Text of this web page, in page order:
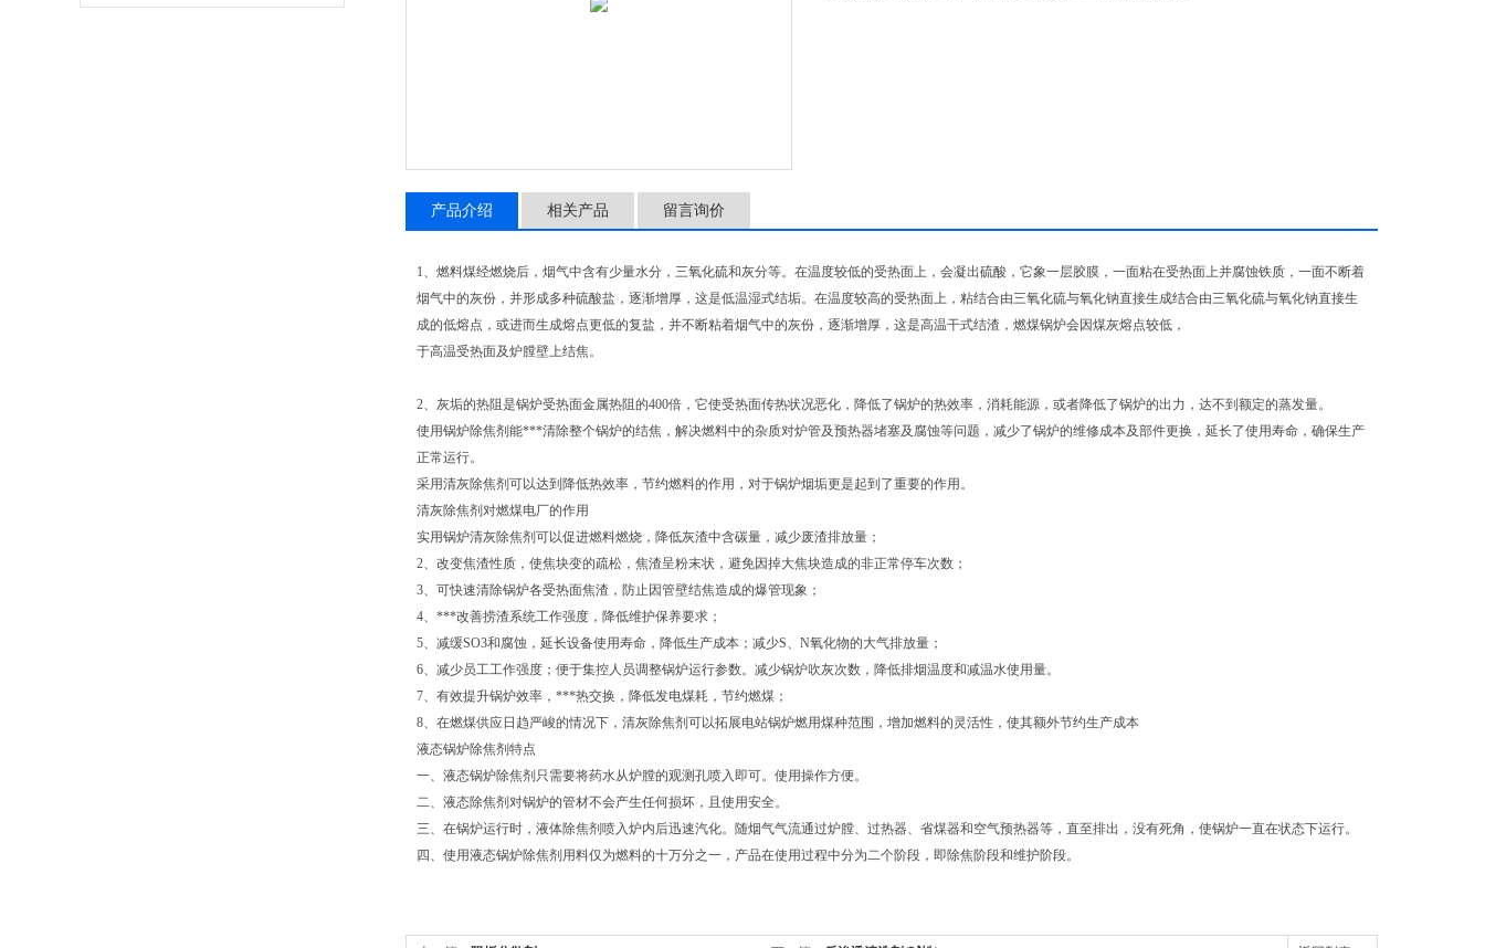
产品介绍 相关产品 留言询价
1、燃料煤经燃烧后，烟气中含有少量水分，三氧化硫和灰分等。在温度较低的受热面上，会凝出硫酸，它象一层胶膜，一面粘在受热面上并腐蚀铁质，一面不断着
烟气中的灰份，并形成多种硫酸盐，逐渐增厚，这是低温湿式结垢。在温度较高的受热面上，粘结合由三氧化硫与氧化钠直接生成结合由三氧化硫与氧化钠直接生
成的低熔点，或进而生成熔点更低的复盐，并不断粘着烟气中的灰份，逐渐增厚，这是高温干式结渣，燃煤锅炉会因煤灰熔点较低，
于高温受热面及炉膛壁上结焦。
2、灰垢的热阻是锅炉受热面金属热阻的400倍，它使受热面传热状况恶化，降低了锅炉的热效率，消耗能源，或者降低了锅炉的出力，达不到额定的蒸发量。
使用锅炉除焦剂能***清除整个锅炉的结焦，解决燃料中的杂质对炉管及预热器堵塞及腐蚀等问题，减少了锅炉的维修成本及部件更换，延长了使用寿命，确保生产
正常运行。
采用清灰除焦剂可以达到降低热效率，节约燃料的作用，对于锅炉烟垢更是起到了重要的作用。
清灰除焦剂对燃煤电厂的作用
实用锅炉清灰除焦剂可以促进燃料燃烧，降低灰渣中含碳量，减少废渣排放量；
2、改变焦渣性质，使焦块变的疏松，焦渣呈粉末状，避免因掉大焦块造成的非正常停车次数；
3、可快速清除锅炉各受热面焦渣，防止因管壁结焦造成的爆管现象；
4、***改善捞渣系统工作强度，降低维护保养要求；
5、减缓SO3和腐蚀，延长设备使用寿命，降低生产成本；减少S、N氧化物的大气排放量；
6、减少员工工作强度；便于集控人员调整锅炉运行参数。减少锅炉吹灰次数，降低排烟温度和减温水使用量。
7、有效提升锅炉效率，***热交换，降低发电煤耗，节约燃煤；
8、在燃煤供应日趋严峻的情况下，清灰除焦剂可以拓展电站锅炉燃用煤种范围，增加燃料的灵活性，使其额外节约生产成本
液态锅炉除焦剂特点
一、液态锅炉除焦剂只需要将药水从炉膛的观测孔喷入即可。使用操作方便。
二、液态除焦剂对锅炉的管材不会产生任何损坏，且使用安全。
三、在锅炉运行时，液体除焦剂喷入炉内后迅速汽化。随烟气气流通过炉膛、过热器、省煤器和空气预热器等，直至排出，没有死角，使锅炉一直在状态下运行。
四、使用液态锅炉除焦剂用料仅为燃料的十万分之一，产品在使用过程中分为二个阶段，即除焦阶段和维护阶段。